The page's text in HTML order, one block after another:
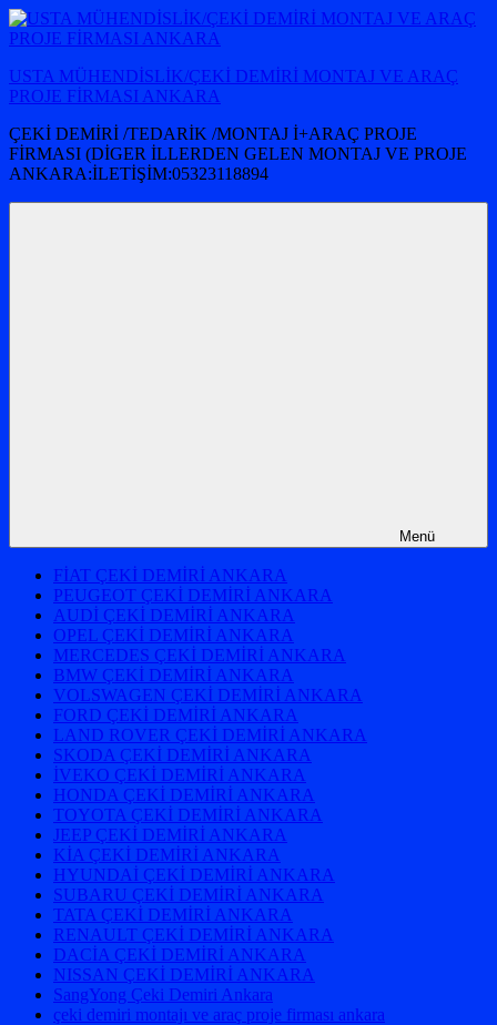
İçeriğe
atla
USTA MÜHENDİSLİK/ÇEKİ DEMİRİ MONTAJ VE ARAÇ
PROJE FİRMASI ANKARA
ÇEKİ DEMİRİ /TEDARİK /MONTAJ İ+ARAÇ PROJE
FİRMASI (DİGER İLLERDEN GELEN MONTAJ VE PROJE
ANKARA:İLETİŞİM:05323118894
Menü
FİAT ÇEKİ DEMİRİ ANKARA
PEUGEOT ÇEKİ DEMİRİ ANKARA
AUDİ ÇEKİ DEMİRİ ANKARA
OPEL ÇEKİ DEMİRİ ANKARA
MERCEDES ÇEKİ DEMİRİ ANKARA
BMW ÇEKİ DEMİRİ ANKARA
VOLSWAGEN ÇEKİ DEMİRİ ANKARA
FORD ÇEKİ DEMİRİ ANKARA
LAND ROVER ÇEKİ DEMİRİ ANKARA
SKODA ÇEKİ DEMİRİ ANKARA
İVEKO ÇEKİ DEMİRİ ANKARA
HONDA ÇEKİ DEMİRİ ANKARA
TOYOTA ÇEKİ DEMİRİ ANKARA
JEEP ÇEKİ DEMİRİ ANKARA
KİA ÇEKİ DEMİRİ ANKARA
HYUNDAİ ÇEKİ DEMİRİ ANKARA
SUBARU ÇEKİ DEMİRİ ANKARA
TATA ÇEKİ DEMİRİ ANKARA
RENAULT ÇEKİ DEMİRİ ANKARA
DACİA ÇEKİ DEMİRİ ANKARA
NISSAN ÇEKİ DEMİRİ ANKARA
SangYong Çeki Demiri Ankara
çeki demiri montajı ve araç proje firması ankara